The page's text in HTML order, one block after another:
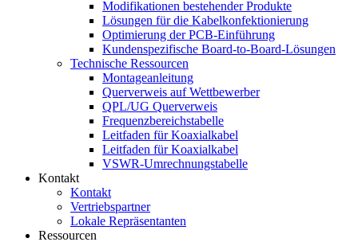
Modifikationen bestehender Produkte
Lösungen für die Kabelkonfektionierung
Optimierung der PCB-Einführung
Kundenspezifische Board-to-Board-Lösungen
Technische Ressourcen
Montageanleitung
Querverweis auf Wettbewerber
QPL/UG Querverweis
Frequenzbereichstabelle
Leitfaden für Koaxialkabel
Leitfaden für Koaxialkabel
VSWR-Umrechnungstabelle
Kontakt
Kontakt
Vertriebspartner
Lokale Repräsentanten
Ressourcen